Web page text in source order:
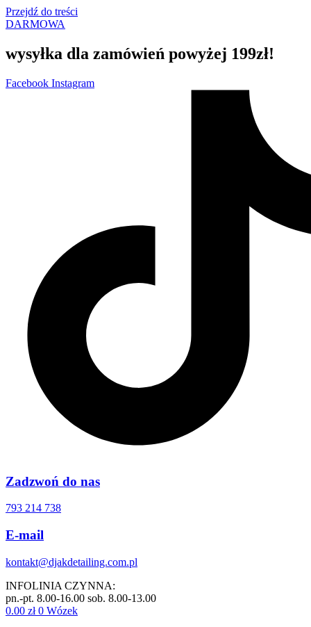
Przejdź do treści
DARMOWA
wysyłka dla zamówień powyżej 199zł!
Facebook Instagram
Zadzwoń do nas
793 214 738
E-mail
kontakt@djakdetailing.com.pl
INFOLINIA CZYNNA:
pn.-pt. 8.00-16.00 sob. 8.00-13.00
0.00 zł 0 Wózek